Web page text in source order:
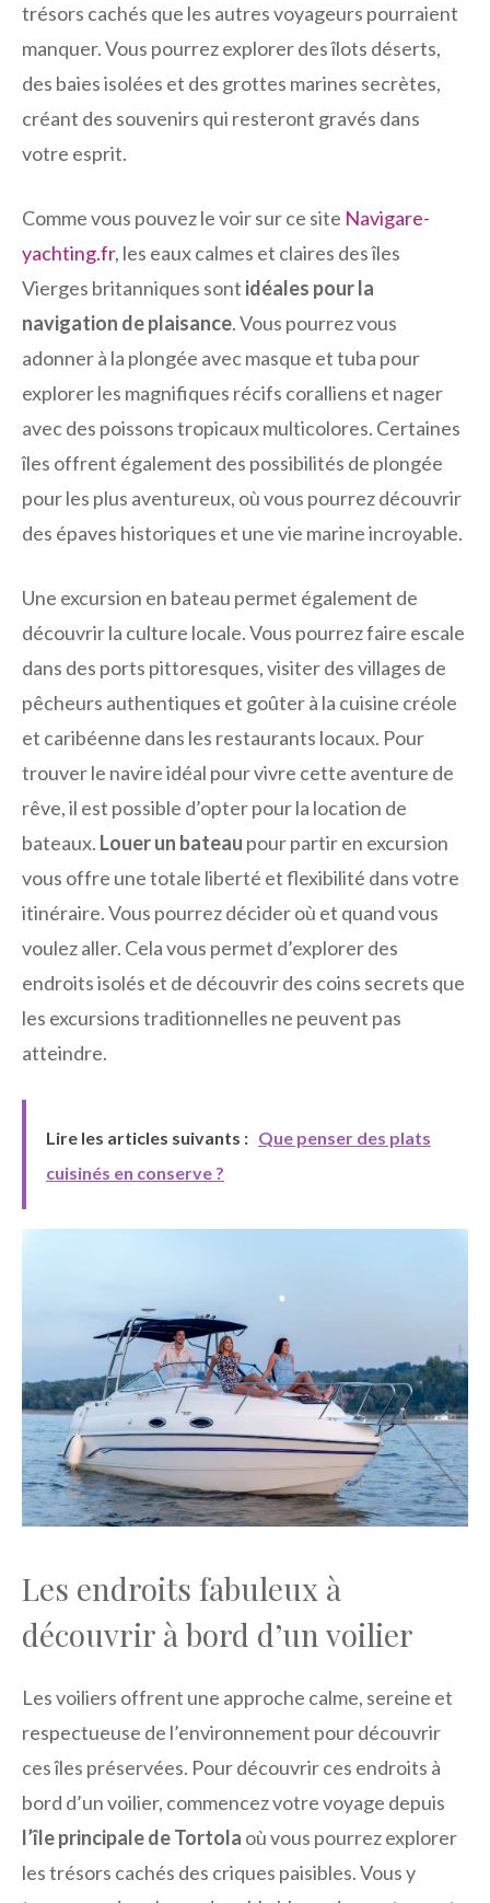
trésors cachés que les autres voyageurs pourraient
manquer. Vous pourrez explorer des îlots déserts,
des baies isolées et des grottes marines secrètes,
créant des souvenirs qui resteront gravés dans
votre esprit.
Comme vous pouvez le voir sur ce site Navigare-
yachting.fr, les eaux calmes et claires des îles
Vierges britanniques sont idéales pour la
navigation de plaisance. Vous pourrez vous
adonner à la plongée avec masque et tuba pour
explorer les magnifiques récifs coralliens et nager
avec des poissons tropicaux multicolores. Certaines
îles offrent également des possibilités de plongée
pour les plus aventureux, où vous pourrez découvrir
des épaves historiques et une vie marine incroyable.
Une excursion en bateau permet également de
découvrir la culture locale. Vous pourrez faire escale
dans des ports pittoresques, visiter des villages de
pêcheurs authentiques et goûter à la cuisine créole
et caribéenne dans les restaurants locaux. Pour
trouver le navire idéal pour vivre cette aventure de
rêve, il est possible d’opter pour la location de
bateaux. Louer un bateau pour partir en excursion
vous offre une totale liberté et flexibilité dans votre
itinéraire. Vous pourrez décider où et quand vous
voulez aller. Cela vous permet d’explorer des
endroits isolés et de découvrir des coins secrets que
les excursions traditionnelles ne peuvent pas
atteindre.
Lire les articles suivants : Que penser des plats
cuisinés en conserve ?
Les endroits fabuleux à
découvrir à bord d’un voilier
Les voiliers offrent une approche calme, sereine et
respectueuse de l’environnement pour découvrir
ces îles préservées. Pour découvrir ces endroits à
bord d’un voilier, commencez votre voyage depuis
l’île principale de Tortola où vous pourrez explorer
les trésors cachés des criques paisibles. Vous y